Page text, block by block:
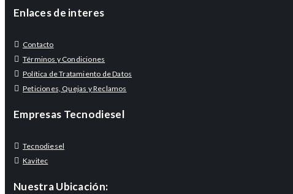
Enlaces de interes
Contacto
Términos y Condiciones
Política de Tratamiento de Datos
Peticiones, Quejas y Reclamos
Empresas Tecnodiesel
Tecnodiesel
Kavitec
Nuestra Ubicación: